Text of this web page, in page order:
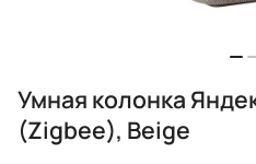
Умная колонка
(Zigbee), Beige